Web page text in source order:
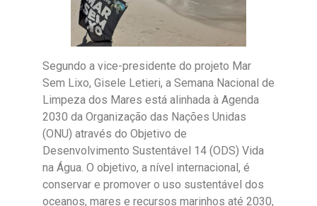
Segundo a vice-presidente do projeto Mar
Sem Lixo, Gisele Letieri, a Semana Nacional de
Limpeza dos Mares está alinhada à Agenda
2030 da Organização das Nações Unidas
(ONU) através do Objetivo de
Desenvolvimento Sustentável 14 (ODS) Vida
na Água. O objetivo, a nível internacional, é
conservar e promover o uso sustentável dos
oceanos, mares e recursos marinhos até 2030,